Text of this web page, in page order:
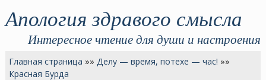
Апология здравого смысла
Интересное чтение для души и настроения
Главная страница »»Делу — время, потехе — час! »»
Красная Бурда